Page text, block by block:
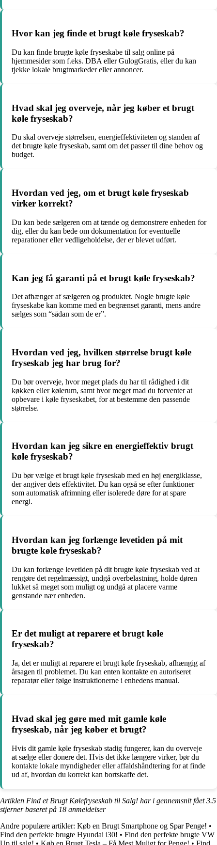
Hvor kan jeg finde et brugt køle fryseskab?
Du kan finde brugte køle fryseskabe til salg online på
hjemmesider som f.eks. DBA eller GulogGratis, eller du kan
tjekke lokale brugtmarkeder eller annoncer.
Hvad skal jeg overveje, når jeg køber et brugt
køle fryseskab?
Du skal overveje størrelsen, energieffektiviteten og standen af
det brugte køle fryseskab, samt om det passer til dine behov og
budget.
Hvordan ved jeg, om et brugt køle fryseskab
virker korrekt?
Du kan bede sælgeren om at tænde og demonstrere enheden for
dig, eller du kan bede om dokumentation for eventuelle
reparationer eller vedligeholdelse, der er blevet udført.
Kan jeg få garanti på et brugt køle fryseskab?
Det afhænger af sælgeren og produktet. Nogle brugte køle
fryseskabe kan komme med en begrænset garanti, mens andre
sælges som “sådan som de er”.
Hvordan ved jeg, hvilken størrelse brugt køle
fryseskab jeg har brug for?
Du bør overveje, hvor meget plads du har til rådighed i dit
køkken eller kølerum, samt hvor meget mad du forventer at
opbevare i køle fryseskabet, for at bestemme den passende
størrelse.
Hvordan kan jeg sikre en energieffektiv brugt
køle fryseskab?
Du bør vælge et brugt køle fryseskab med en høj energiklasse,
der angiver dets effektivitet. Du kan også se efter funktioner
som automatisk afrimning eller isolerede døre for at spare
energi.
Hvordan kan jeg forlænge levetiden på mit
brugte køle fryseskab?
Du kan forlænge levetiden på dit brugte køle fryseskab ved at
rengøre det regelmæssigt, undgå overbelastning, holde døren
lukket så meget som muligt og undgå at placere varme
genstande nær enheden.
Er det muligt at reparere et brugt køle
fryseskab?
Ja, det er muligt at reparere et brugt køle fryseskab, afhængig af
årsagen til problemet. Du kan enten kontakte en autoriseret
reparatør eller følge instruktionerne i enhedens manual.
Hvad skal jeg gøre med mit gamle køle
fryseskab, når jeg køber et brugt?
Hvis dit gamle køle fryseskab stadig fungerer, kan du overveje
at sælge eller donere det. Hvis det ikke længere virker, bør du
kontakte lokale myndigheder eller affaldshåndtering for at finde
ud af, hvordan du korrekt kan bortskaffe det.
Artiklen Find et Brugt Kølefryseskab til Salg! har i gennemsnit fået3.5
stjerner baseret på 18 anmeldelser
Andre populære artikler: Køb en Brugt Smartphone og Spar Penge! •
Find den perfekte brugte Hyundai i30! • Find den perfekte brugte VW
Up til salg! • Køb en Brugt Tesla – Få Mest Muligt for Penge! • Find